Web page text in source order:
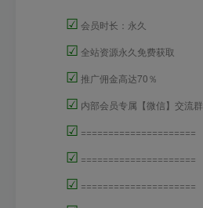
☑ 会员时长：永久
☑ 全站资源永久免费获取
☑ 推广佣金高达70％
☑ 内部会员专属【微信】交流群
☑ =====================
☑ =====================
☑ =====================